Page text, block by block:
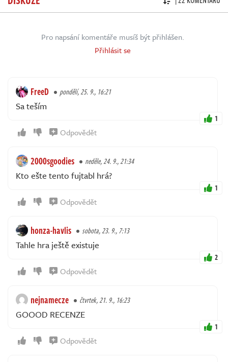
Pro napsání komentáře musíš být přihlášen.
Přihlásit se
FreeD pondělí, 25. 9., 16:21
Sa teším
1
Odpovědět
2000sgoodies neděle, 24. 9., 21:34
Kto ešte tento fujtabl hrá?
1
Odpovědět
honza-havlis sobota, 23. 9., 7:13
Tahle hra ještě existuje
2
Odpovědět
nejnamecze čtvrtek, 21. 9., 16:23
GOOOD RECENZE
1
Odpovědět